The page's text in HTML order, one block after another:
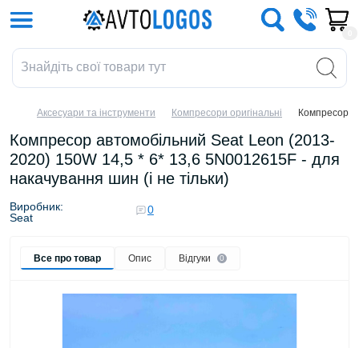
Аксесуари та інструменти Компресори оригінальні Компресор
Компресор автомобільний Seat Leon (2013-
2020) 150W 14,5 * 6* 13,6 5N0012615F - для
накачування шин (і не тільки)
Виробник:
Seat
0
Все про товар Опис Відгуки 0